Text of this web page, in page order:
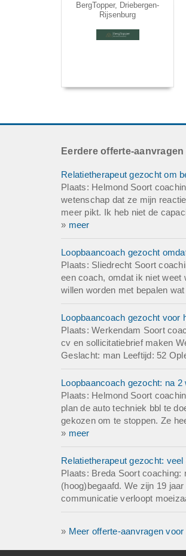
BergTopper, Driebergen-
Rijsenburg
Eerdere offerte-
Relatietherapeut gezocht om
Plaats: Helmond Soort
wetenschap dat ze mijn
meer pikt. Ik heb niet de
» meer
Loopbaancoach gezocht
Plaats: Sliedrecht Soort
een coach, omdat ik niet
willen worden met bepalen
Loopbaancoach gezocht voor
Plaats: Werkendam Soort
cv en sollicitatiebrief maken
Geslacht: man Leeftijd: 52
Loopbaancoach gezocht: na
Plaats: Helmond Soort
plan de auto techniek bbl te
gekozen om te stoppen. Ze
» meer
Relatietherapeut gezocht:
Plaats: Breda Soort coaching:
(hoog)begaafd. We zijn 19
communicatie verloopt
» Meer offerte-aanvragen